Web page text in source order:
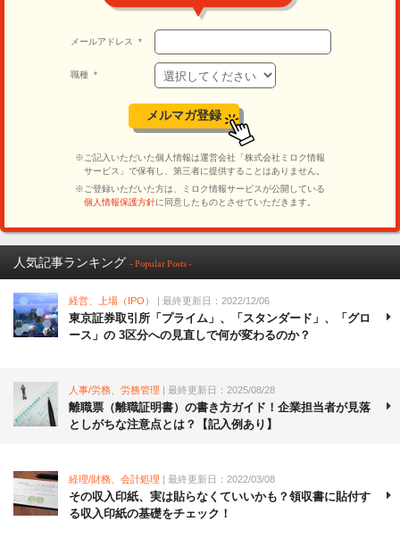
人気記事ランキング - Popular Posts -
経営、上場（IPO） | 最終更新日：2022/12/06
東京証券取引所「プライム」、「スタンダード」、「グロ
ース」の 3区分への見直しで何が変わるのか？
人事/労務、労務管理 | 最終更新日：2025/08/28
離職票（離職証明書）の書き方ガイド！企業担当者が見落
としがちな注意点とは？【記入例あり】
経理/財務、会計処理 | 最終更新日：2022/03/08
その収入印紙、実は貼らなくていいかも？領収書に貼付す
る収入印紙の基礎をチェック！